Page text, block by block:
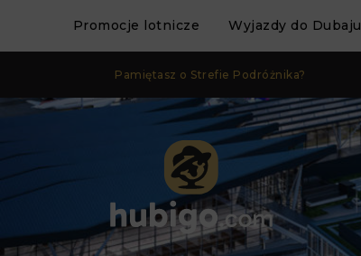
Promocje lotnicze Wyjazdy do Dubaju
Pamiętasz o Strefie Podróżnika?